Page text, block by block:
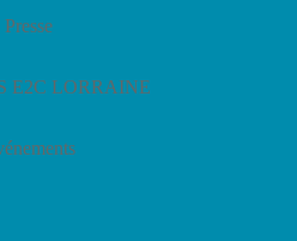
Presse
E2C LORRAINE